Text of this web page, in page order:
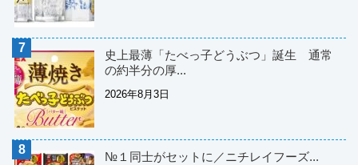
史上最薄「たべっ子どうぶつ」誕生 通常
の約半分の厚...
2026年8月3日
№１同士がセットに／ニチレイフーズ...